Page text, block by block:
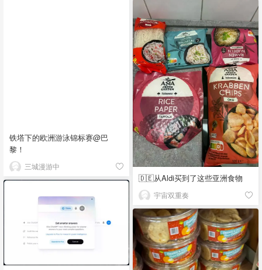
铁塔下的欧洲游泳锦标赛@巴
黎！
三城漫游中
🇩🇪从Aldi买到了这些亚洲食物
宇宙双重奏